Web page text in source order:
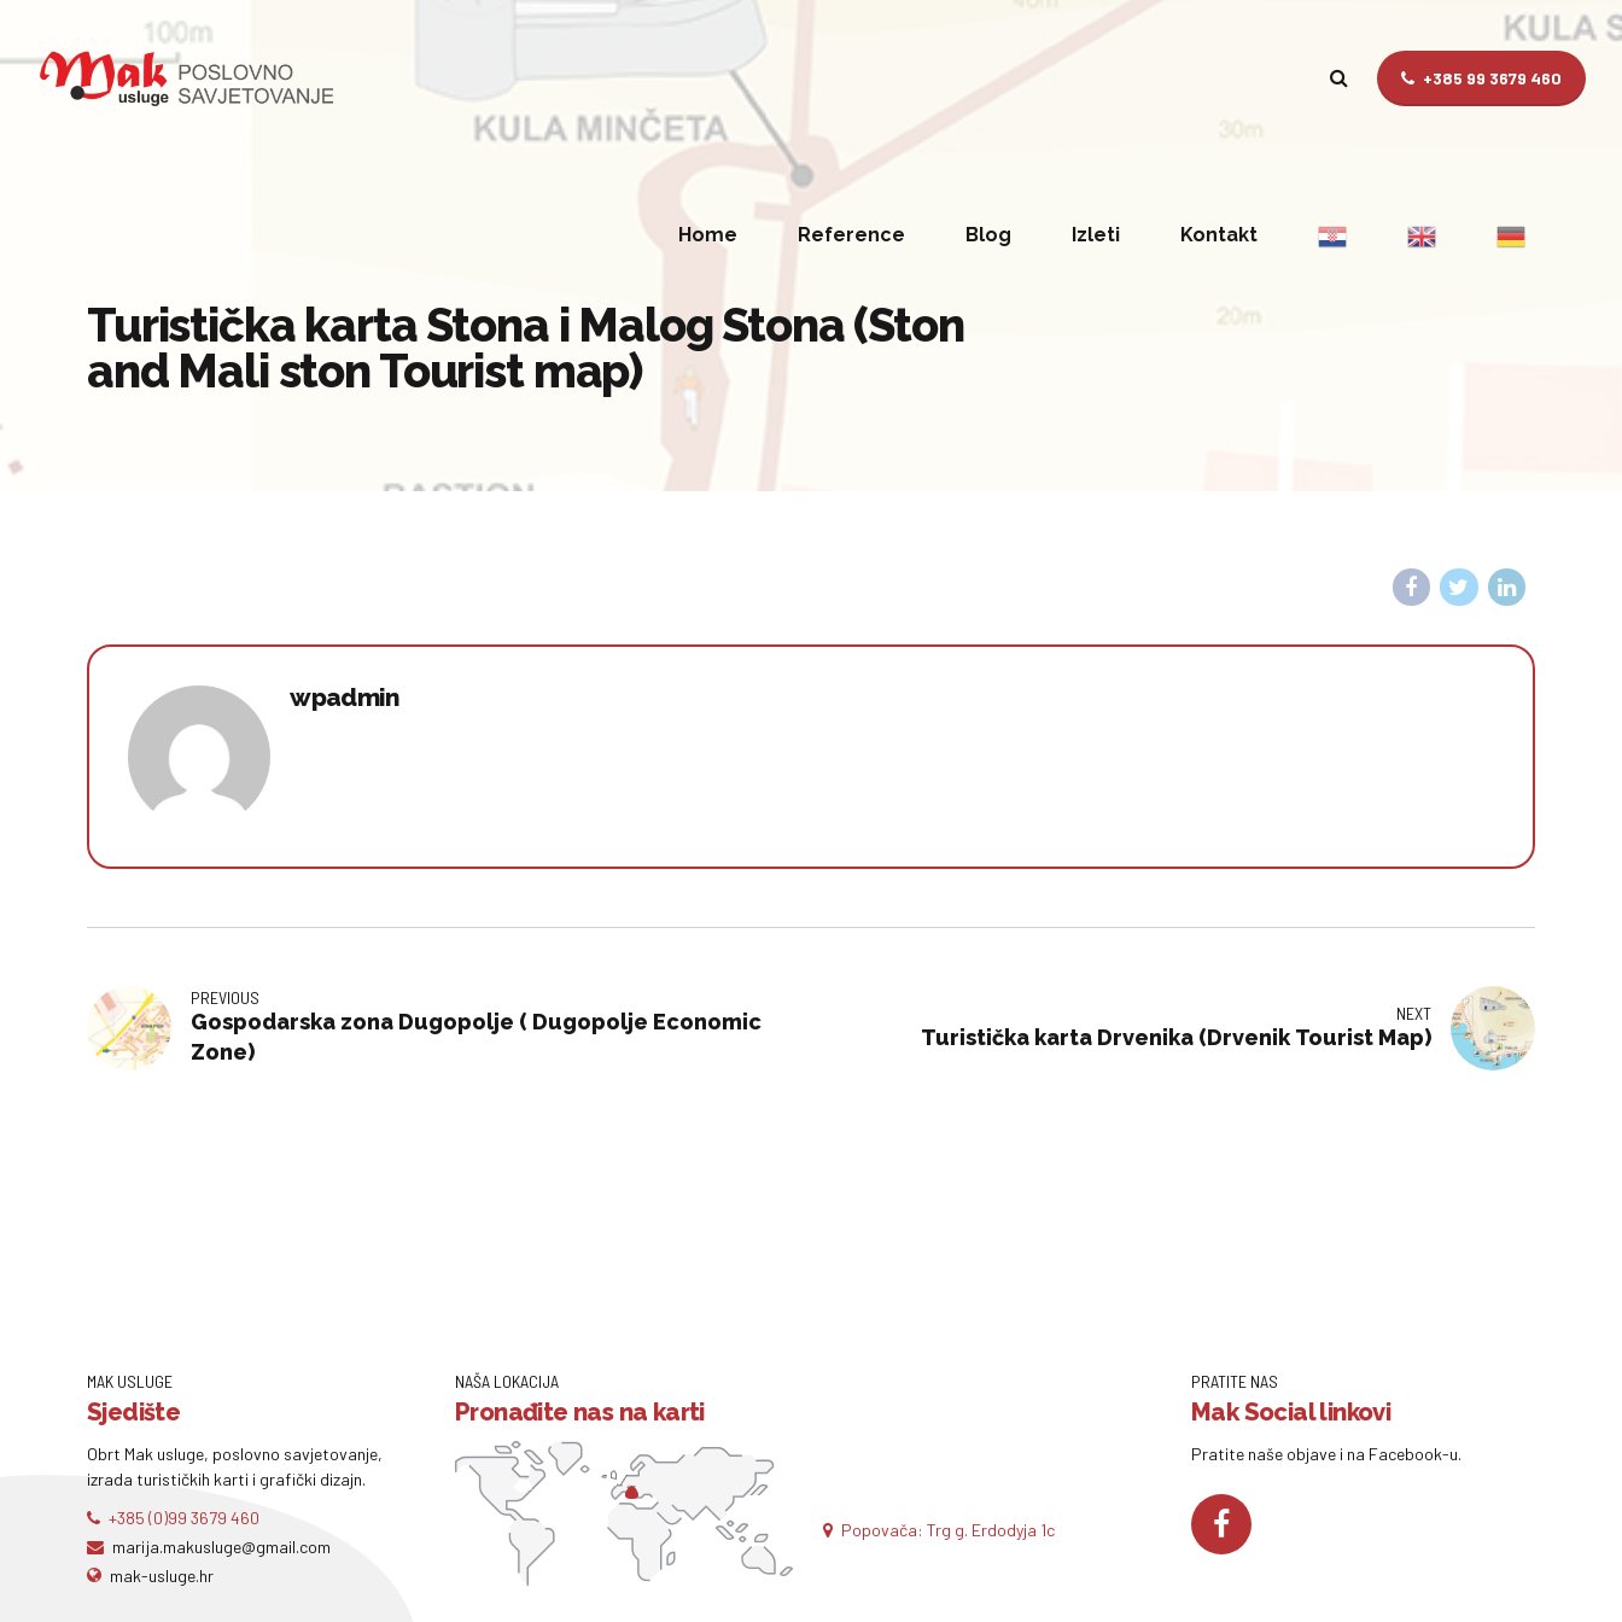
+385 99 3679 460
Home Reference Blog Izleti Kontakt
Turistička karta Stona i Malog Stona (Ston
and Mali ston Tourist map)
wpadmin
PREVIOUS
Gospodarska zona Dugopolje ( Dugopolje Economic
Zone)
NEXT
Turistička karta Drvenika (Drvenik Tourist Map)
MAK USLUGE
Sjedište
Obrt Mak usluge, poslovno savjetovanje,
izrada turističkih karti i grafički dizajn.
+385 (0)99 3679 460
marija.makusluge@gmail.com
mak-usluge.hr
NAŠA LOKACIJA
Pronađite nas na karti
Popovača: Trg g. Erdodyja 1c
PRATITE NAS
Mak Social linkovi
Pratite naše objave i na Facebook-u.